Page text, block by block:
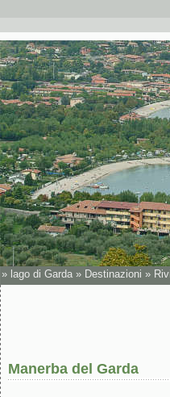
» lago di Garda » Destinazioni »
Manerba del Garda